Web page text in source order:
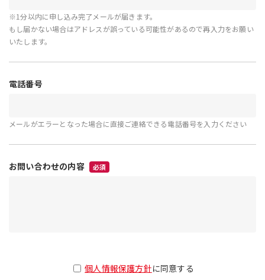
※1分以内に申し込み完了メールが届きます。
もし届かない場合はアドレスが誤っている可能性があるので再入力をお願い
いたします。
電話番号
メールがエラーとなった場合に直接ご連絡できる電話番号を入力ください
お問い合わせの内容 必須
個人情報保護方針に同意する